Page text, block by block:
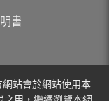
站會於網站使用本
書